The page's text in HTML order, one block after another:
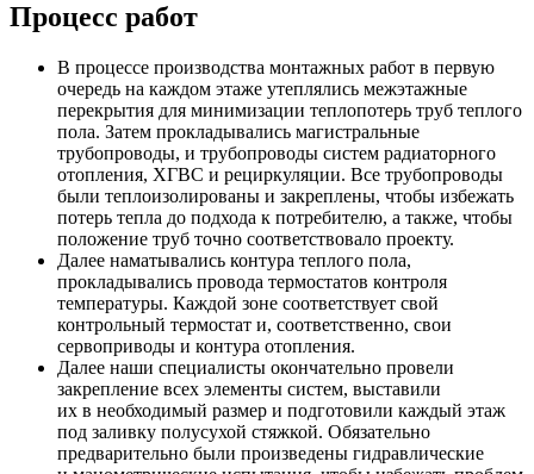
Процесс работ
В процессе производства монтажных работ в первую
очередь на каждом этаже утеплялись межэтажные
перекрытия для минимизации теплопотерь труб теплого
пола. Затем прокладывались магистральные
трубопроводы, и трубопроводы систем радиаторного
отопления, ХГВС и рециркуляции. Все трубопроводы
были теплоизолированы и закреплены, чтобы избежать
потерь тепла до подхода к потребителю, а также, чтобы
положение труб точно соответствовало проекту.
Далее наматывались контура теплого пола,
прокладывались провода термостатов контроля
температуры. Каждой зоне соответствует свой
контрольный термостат и, соответственно, свои
сервоприводы и контура отопления.
Далее наши специалисты окончательно провели
закрепление всех элементы систем, выставили
их в необходимый размер и подготовили каждый этаж
под заливку полусухой стяжкой. Обязательно
предварительно были произведены гидравлические